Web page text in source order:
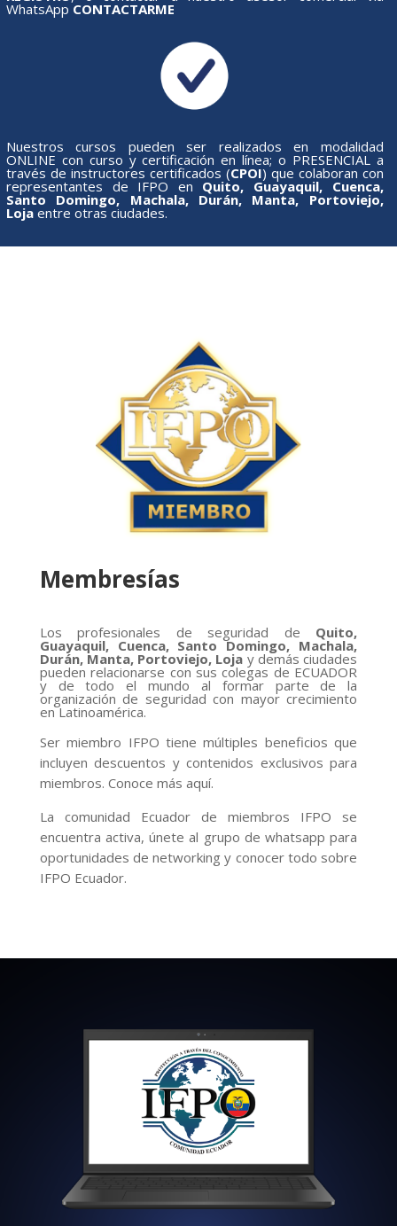
WhatsAppCONTACTARME
Nuestros cursos pueden ser realizados en modalidad
ONLINE con curso y certificación en línea; o PRESENCIAL a
través de instructores certificados (CPOI) que colaboran con
representantes de IFPO en Quito, Guayaquil, Cuenca,
Santo Domingo, Machala, Durán, Manta, Portoviejo,
Loja entre otras ciudades.
Membresías
Los profesionales de seguridad de Quito,
Guayaquil, Cuenca, Santo Domingo, Machala,
Durán, Manta, Portoviejo, Loja y demás ciudades
pueden relacionarse con sus colegas de ECUADOR
y de todo el mundo al formar parte de la
organización de seguridad con mayor crecimiento
en Latinoamérica.
Ser miembro IFPO tiene múltiples beneficios que
incluyen descuentos y contenidos exclusivos para
miembros. Conoce más aquí.
La comunidad Ecuador de miembros IFPO se
encuentra activa, únete al grupo de whatsapp para
oportunidades de networking y conocer todo sobre
IFPO Ecuador.